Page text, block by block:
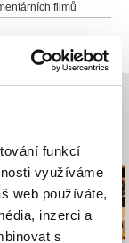
funkcí
využíváme
web používáte,
inzerci a
s
filmů